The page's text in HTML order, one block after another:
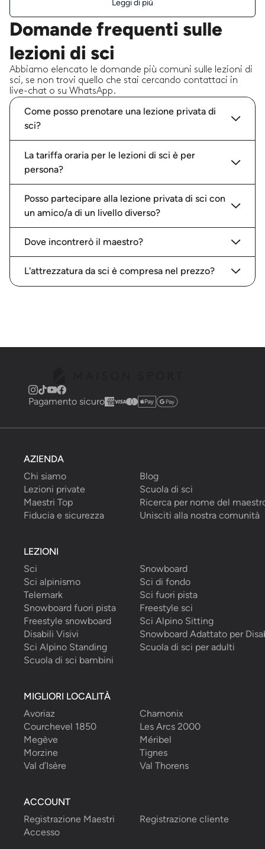
Leggi di più
Domande frequenti sulle
lezioni di sci
Abbiamo elencato le domande più comuni sulle lezioni di
sci, se non trovi quello che stai cercando contattaci in
live-chat o su WhatsApp.
Come posso prenotare una lezione privata di
sci?
La tariffa oraria per le lezioni di sci è per
persona?
Posso partecipare alla lezione privata di sci con
un amico/a di un livello diverso?
Dove incontrerò il maestro?
L'attrezzatura da sci è compresa nel prezzo?
Pagamento sicuro
AZIENDA
Chi siamo
Blog
Lezioni private
Scuola di sci
Maestri Top
Ricerca per nome del
Fiducia e sicurezza
Unisciti alla nostra comunità
LEZIONI
Sci
Snowboard
Sci alpinismo
Sci di fondo
Telemark
Sci fuori pista
Snowboard fuori pista
Freestyle sci
Freestyle snowboard
Sci Alpino Sitting
Disabili Visivi
Snowboard Adattato per
Sci Alpino Standing
Scuola di sci per adulti
Scuola di sci bambini
MIGLIORI LOCALITÀ
Avoriaz
Chamonix
Courchevel 1850
Les Arcs 2000
Megève
Méribel
Morzine
Tignes
Val d’Isère
Val Thorens
ACCOUNT
Registrazione Maestri
Registrazione cliente
Accesso